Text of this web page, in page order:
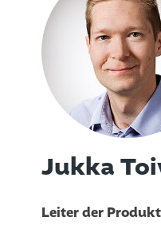
Jukka
Leiter der